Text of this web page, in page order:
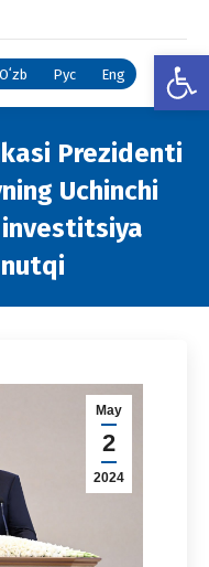
Oʻzb Рус Eng
Prezidenti
Uchinchi
May
2
2024